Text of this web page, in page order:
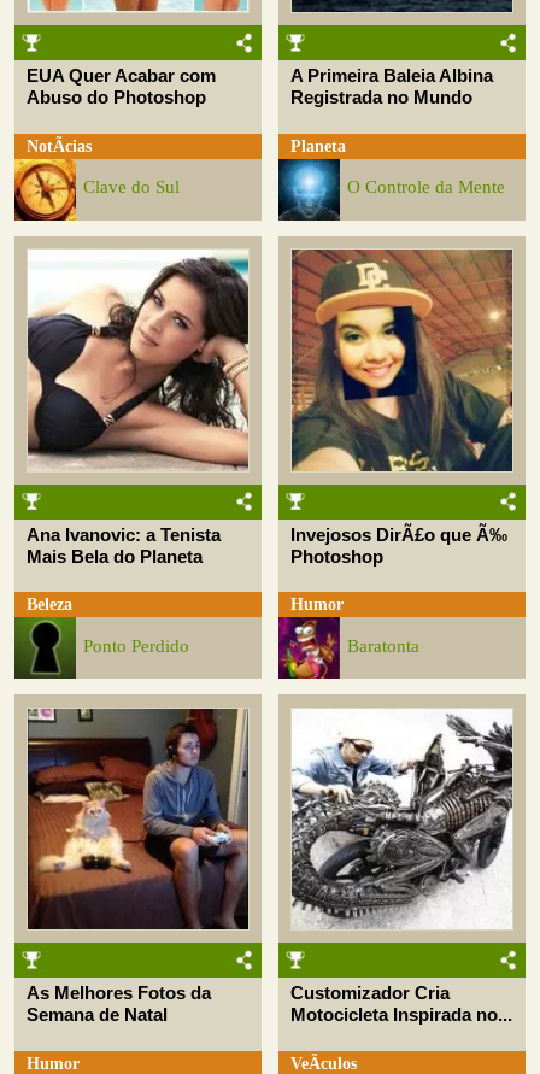
EUA Quer Acabar com
Abuso do Photoshop
NotÃ­cias
Clave do Sul
A Primeira Baleia Albina
Registrada no Mundo
Planeta
O Controle da Mente
Ana Ivanovic: a Tenista
Mais Bela do Planeta
Beleza
Ponto Perdido
Invejosos DirÃ£o que Ã‰
Photoshop
Humor
Baratonta
As Melhores Fotos da
Semana de Natal
Humor
Customizador Cria
Motocicleta Inspirada no...
VeÃ­culos